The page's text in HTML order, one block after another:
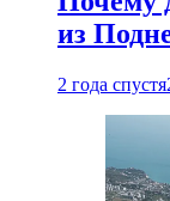
из
2 года спустя